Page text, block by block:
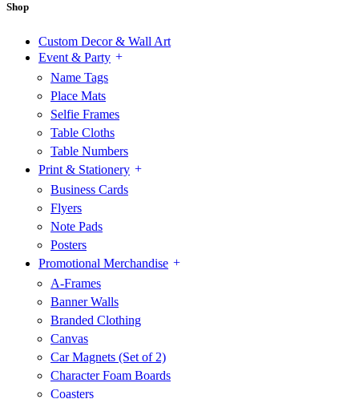
Shop
Custom Decor & Wall Art
Event & Party
Name Tags
Place Mats
Selfie Frames
Table Cloths
Table Numbers
Print & Stationery
Business Cards
Flyers
Note Pads
Posters
Promotional Merchandise
A-Frames
Banner Walls
Branded Clothing
Canvas
Car Magnets (Set of 2)
Character Foam Boards
Coasters